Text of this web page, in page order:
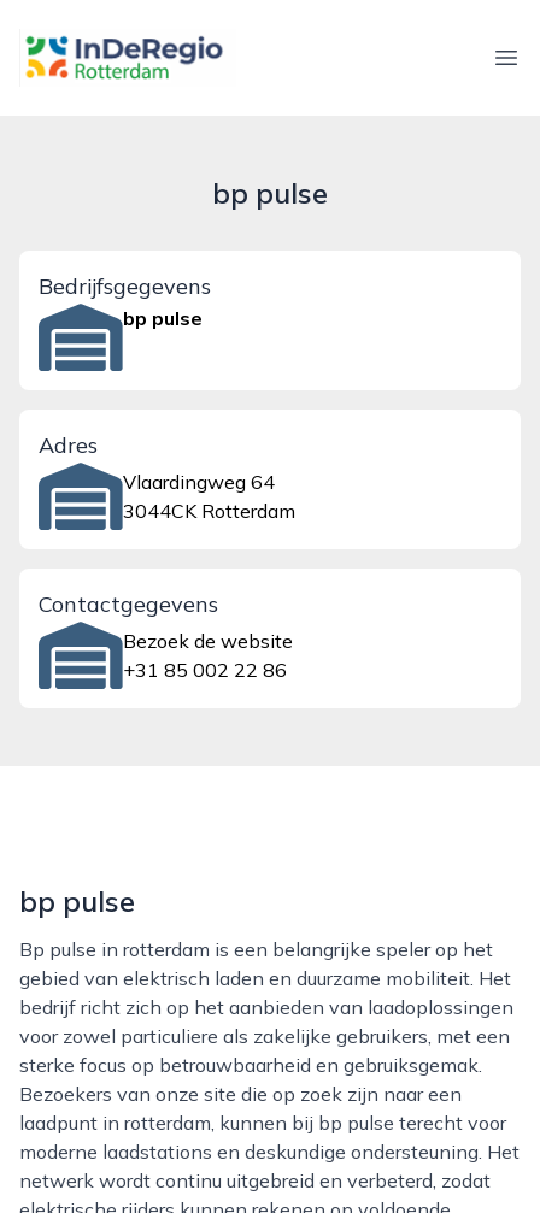
inderegiorotterdam.nl
bp pulse
Bedrijfsgegevens
bp pulse
Adres
Vlaardingweg 64
3044CK Rotterdam
Contactgegevens
Bezoek de website
+31 85 002 22 86
bp pulse
Bp pulse in rotterdam is een belangrijke speler op het
gebied van elektrisch laden en duurzame mobiliteit. Het
bedrijf richt zich op het aanbieden van laadoplossingen
voor zowel particuliere als zakelijke gebruikers, met een
sterke focus op betrouwbaarheid en gebruiksgemak.
Bezoekers van onze site die op zoek zijn naar een
laadpunt in rotterdam, kunnen bij bp pulse terecht voor
moderne laadstations en deskundige ondersteuning. Het
netwerk wordt continu uitgebreid en verbeterd, zodat